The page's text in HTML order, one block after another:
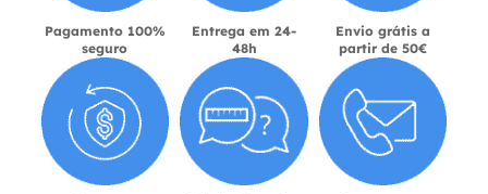
Pagamento 100%
seguro
Entrega em 24-
48h
Envio grátis a
partir de 50€